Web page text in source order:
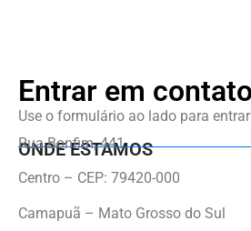
Entrar em contato
Use o formulário ao lado para
ONDE ESTAMOS
Rua Bonfim, 441
Centro – CEP: 79420-000
Camapuã – Mato Grosso do Sul